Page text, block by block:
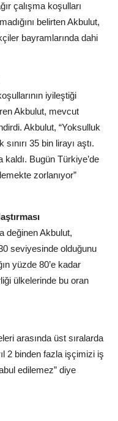
çalışma koşulları
belirten Akbulut,
bayramlarında dahi
iyileştiği
Akbulut, mevcut
Akbulut, “Yoksulluk
sınırı 35 bin lirayı aştı.
Bugün Türkiye’de
zorlanıyor”
değinen Akbulut,
seviyesinde olduğunu
yüzde 80’e kadar
ülkelerinde bu oran
arasında üst sıralarda
2 binden fazla işçimizi iş
edilemez” diye